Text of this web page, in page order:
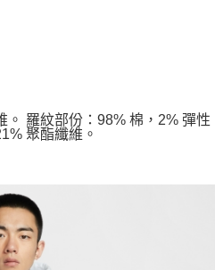
。 羅紋部份：98% 棉，2% 彈性
聚酯纖維。